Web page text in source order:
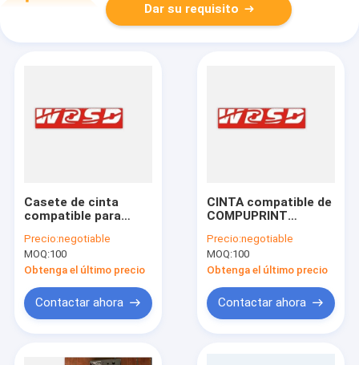
Dar su requisito
Casete de cinta
compatible para
MDP40T S/L W/R,
SEIKO FB300
Precio:negotiable
MOQ:100
Obtenga el último precio
Contactar ahora
CINTA compatible de
COMPUPRINT
6/SP40/HCC APR3
Precio:negotiable
MOQ:100
Obtenga el último precio
Contactar ahora